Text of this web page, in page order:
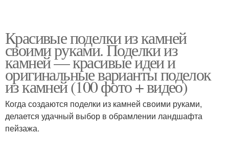
Красивые поделки из камней
своими руками. Поделки из
камней — красивые идеи и
оригинальные варианты поделок
из камней (100 фото + видео)
Когда создаются поделки из камней своими руками,
делается удачный выбор в обрамлении ландшафта
пейзажа.